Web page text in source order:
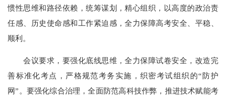
惯性思维和路径依赖，统筹谋划，精心组织，以高度的政治责
任感、历史使命感和工作紧迫感，全力保障高考安全、平稳、
顺利。
会议要求，要强化底线思维，全力保障试卷安全，改造完
善标准化考点，严格规范考务实施，织密考试组织的“防护
网”。要强化综合治理，全面防范高科技作弊，推进技术赋能考